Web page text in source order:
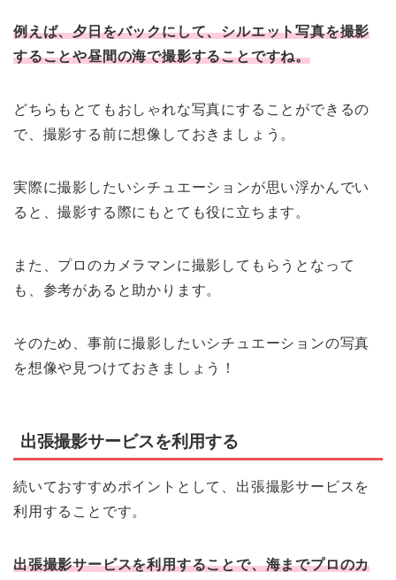
例えば、夕日をバックにして、シルエット写真を撮影
することや昼間の海で撮影することですね。
どちらもとてもおしゃれな写真にすることができるの
で、撮影する前に想像しておきましょう。
実際に撮影したいシチュエーションが思い浮かんでい
ると、撮影する際にもとても役に立ちます。
また、プロのカメラマンに撮影してもらうとなって
も、参考があると助かります。
そのため、事前に撮影したいシチュエーションの写真
を想像や見つけておきましょう！
出張撮影サービスを利用する
続いておすすめポイントとして、出張撮影サービスを
利用することです。
出張撮影サービスを利用することで、海までプロのカ